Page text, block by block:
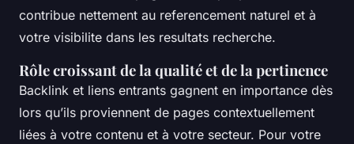
contribue nettement au referencement naturel et à
votre visibilite dans les resultats recherche.
Rôle croissant de la qualité et de la pertinence
Backlink et liens entrants gagnent en importance dès
lors qu’ils proviennent de pages contextuellement
liées à votre contenu et à votre secteur. Pour votre